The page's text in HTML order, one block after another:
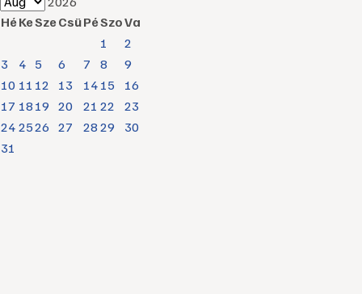
HéKeSzeCsüPéSzoVa
1
2
3
4 5 6 7 8
9
10 11 12 13 14 15
16
17 18 19 20 21 22
23
24 2526 27 28 29
30
31